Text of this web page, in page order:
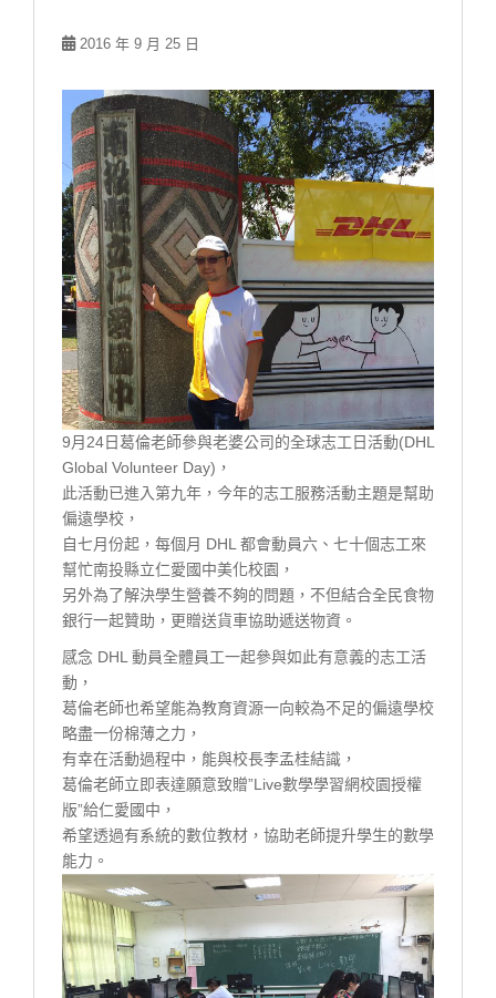
2016 年 9 月 25 日
9月24日葛倫老師參與老婆公司的全球志工日活動(DHL
Global Volunteer Day)，
此活動已進入第九年，今年的志工服務活動主題是幫助
偏遠學校，
自七月份起，每個月 DHL 都會動員六、七十個志工來
幫忙南投縣立仁愛國中美化校園，
另外為了解決學生營養不夠的問題，不但結合全民食物
銀行一起贊助，更贈送貨車協助遞送物資。
感念 DHL 動員全體員工一起參與如此有意義的志工活
動，
葛倫老師也希望能為教育資源一向較為不足的偏遠學校
略盡一份棉薄之力，
有幸在活動過程中，能與校長李孟桂結識，
葛倫老師立即表達願意致贈”Live數學學習網校園授權
版”給仁愛國中，
希望透過有系統的數位教材，協助老師提升學生的數學
能力。